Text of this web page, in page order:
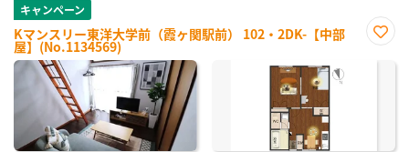
キャンペーン
Kマンスリー東洋大学前（霞ヶ関駅前） 102・2DK-【中部
屋】(No.1134569)
に入